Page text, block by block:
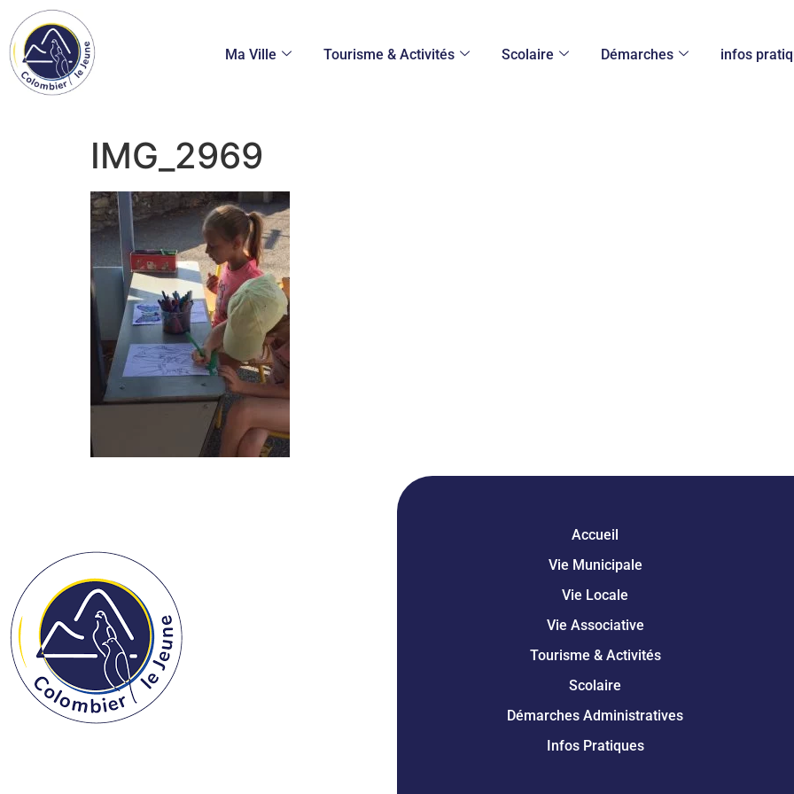
Ma Ville Tourisme & Activités Scolaire Démarches infos
IMG_2969
Accueil
Vie Municipale
Vie Locale
Vie Associative
Tourisme & Activités
Scolaire
Démarches Administratives
Infos Pratiques